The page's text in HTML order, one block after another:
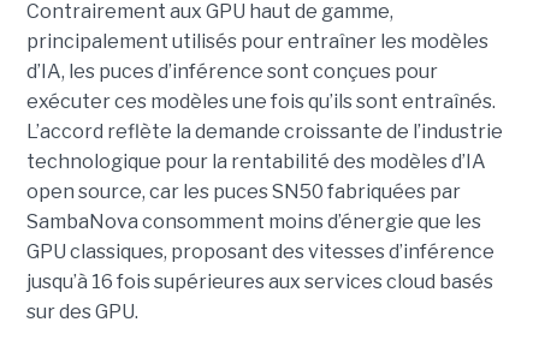
Contrairement aux GPU haut de gamme,
principalement utilisés pour entraîner les modèles
d’IA, les puces d’inférence sont conçues pour
exécuter ces modèles une fois qu’ils sont entraînés.
L’accord reflète la demande croissante de l’industrie
technologique pour la rentabilité des modèles d’IA
open source, car les puces SN50 fabriquées par
SambaNova consomment moins d’énergie que les
GPU classiques, proposant des vitesses d’inférence
jusqu’à 16 fois supérieures aux services cloud basés
sur des GPU.